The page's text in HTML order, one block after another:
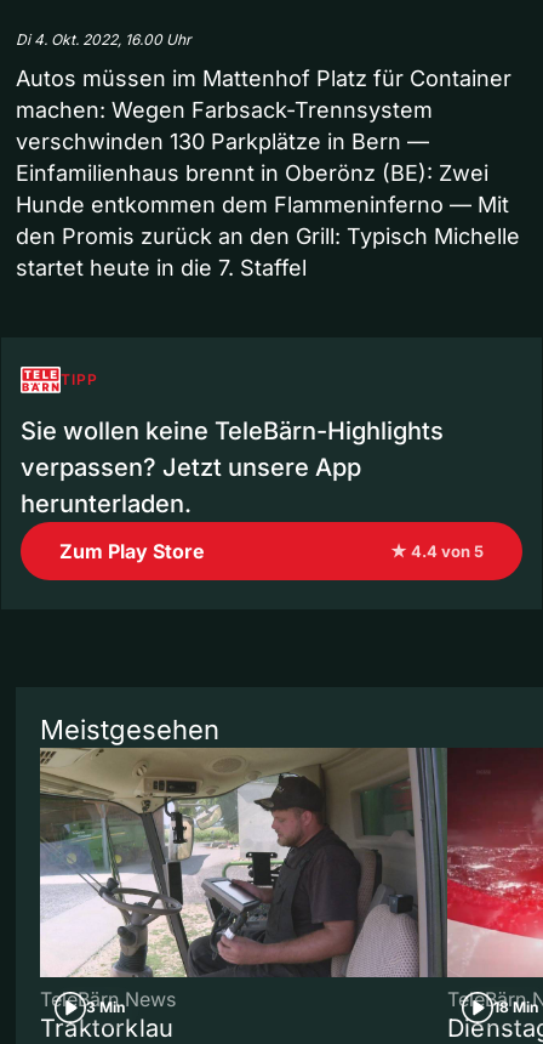
Di 4. Okt. 2022, 16.00 Uhr
Autos müssen im Mattenhof Platz für Container
machen: Wegen Farbsack-Trennsystem
verschwinden 130 Parkplätze in Bern —
Einfamilienhaus brennt in Oberönz (BE): Zwei
Hunde entkommen dem Flammeninferno — Mit
den Promis zurück an den Grill: Typisch Michelle
startet heute in die 7. Staffel
TIPP
Sie wollen keine TeleBärn-Highlights
verpassen? Jetzt unsere App
herunterladen.
Zum Play Store ★ 4.4 von 5
Meistgesehen
3 Min
TeleBärn News
Traktorklau
18 Min
TeleBärn